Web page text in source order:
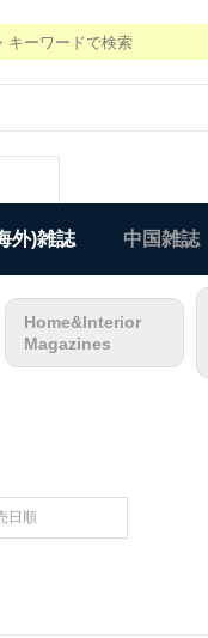
外)雑誌 中国雑誌
Home&Interior
Magazines
日順